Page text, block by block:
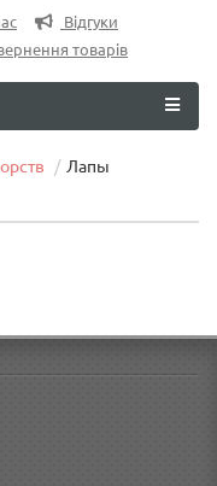
Відгуки
товарів
Лапы